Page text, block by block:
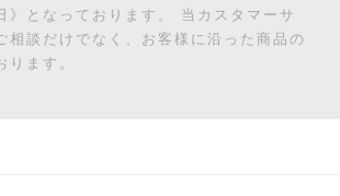
》となっております。
当カスタマーサ
相談だけでなく、お客様に沿った商品の
ります。